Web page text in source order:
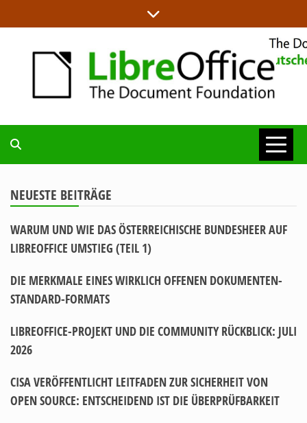
to
DEUTSCHER
COMMUNITY-
BLOG
NEUESTE BEITRÄGE
WARUM UND WIE DAS ÖSTERREICHISCHE BUNDESHEER AUF
LIBREOFFICE UMSTIEG (TEIL 1)
DIE MERKMALE EINES WIRKLICH OFFENEN DOKUMENTEN-
STANDARD-FORMATS
LIBREOFFICE-PROJEKT UND DIE COMMUNITY RÜCKBLICK: JULI
2026
CISA VERÖFFENTLICHT LEITFADEN ZUR SICHERHEIT VON
OPEN SOURCE: ENTSCHEIDEND IST DIE ÜBERPRÜFBARKEIT